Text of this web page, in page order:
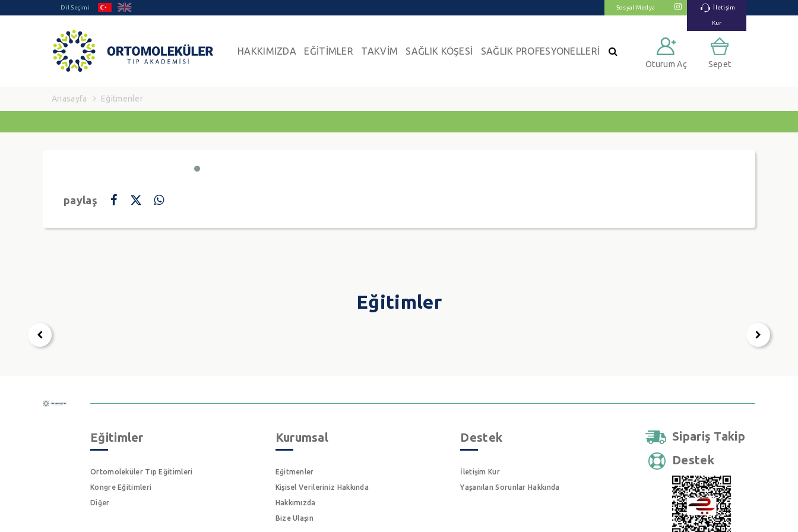
Dil Seçimi İletişim
Kur
Sosyal Medya
HAKKIMIZDA EĞİTİMLER TAKVİM SAĞLIK KÖŞESİ SAĞLIK PROFESYONELLERİ
Sepet
Oturum Aç
Anasayfa Eğitmenler
paylaş
Eğitimler
Eğitimler
Ortomoleküler Tıp Eğitimleri
Kongre Eğitimleri
Diğer
Kurumsal
Eğitmenler
Kişisel Verileriniz Hakkında
Hakkımızda
Bize Ulaşın
Destek
İletişim Kur
Yaşanılan Sorunlar Hakkında
Sipariş Takip
Destek